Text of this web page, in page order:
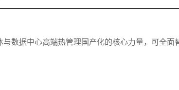
与数据中心高端热管理国产化的核心力量，可全面